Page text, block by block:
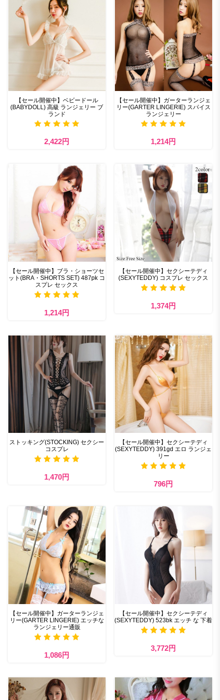
【セール開催中】ベビードール
(BABYDOLL) 高級 ランジェリー ブ
ランド
2,422円
【セール開催中】ガーターランジェ
リー(GARTER LINGERIE) スパイス
ランジェリー
1,214円
【セール開催中】ブラ・ショーツセ
ット(BRA・SHORTS SET) 487pk コ
スプレ セックス
1,214円
【セール開催中】セクシーテディ
(SEXYTEDDY) コスプレ セックス
1,374円
ストッキング(STOCKING) セクシー
コスプレ
1,470円
【セール開催中】セクシーテディ
(SEXYTEDDY) 391gd エロ ランジェ
リー
796円
【セール開催中】ガーターランジェ
リー(GARTER LINGERIE) エッチな
ランジェリー通販
1,086円
【セール開催中】セクシーテディ
(SEXYTEDDY) 523bk エッチ な 下着
3,772円